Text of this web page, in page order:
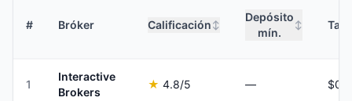
# Bróker Calificación ↕
Depósito
mín.
↕
1
Interactive
Brokers
★ 4.8/5 —